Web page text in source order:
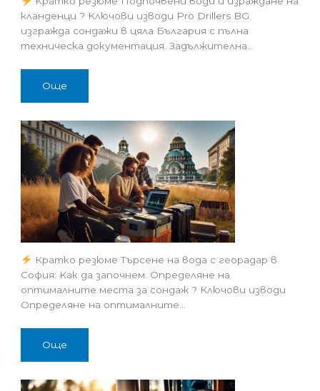
кланденци ? Ключови изводи Pro Drillers BG
изгражда сондажи в цяла България с пълна
техническа документация. Задължителна…
Още
Кратко резюме Търсене на вода с георадар в
София: Как да започнем. Определяне на
оптималните места за сондаж ? Ключови изводи
Определяне на оптималните…
Още